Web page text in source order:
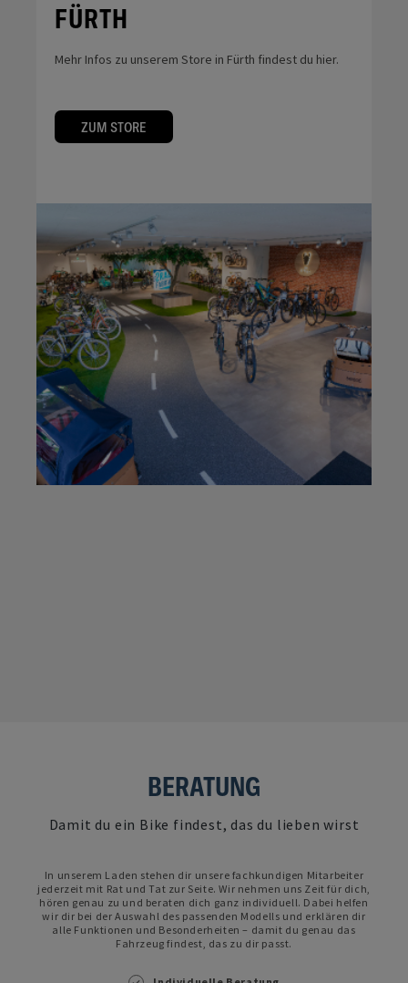
FÜRTH
Mehr Infos zu unserem Store in Fürth findest du hier.
ZUM STORE
BERATUNG
Damit du ein Bike findest, das du lieben wirst
In unserem Laden stehen dir unsere fachkundigen Mitarbeiter
jederzeit mit Rat und Tat zur Seite. Wir nehmen uns Zeit für dich,
hören genau zu und beraten dich ganz individuell. Dabei helfen
wir dir bei der Auswahl des passenden Modells und erklären dir
alle Funktionen und Besonderheiten – damit du genau das
Fahrzeug findest, das zu dir passt.